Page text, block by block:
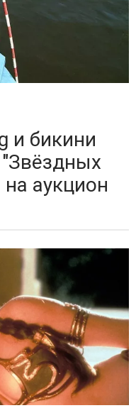
и бикини
аукцион